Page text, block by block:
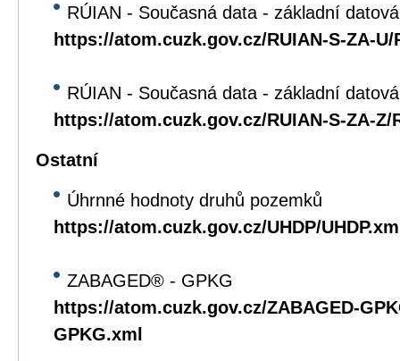
RÚIAN - Současná data - základní
https://atom.cuzk.gov.cz/RUIAN-S-ZA-U/
RÚIAN - Současná data - základní
https://atom.cuzk.gov.cz/RUIAN-S-ZA-Z/
Ostatní
Úhrnné hodnoty druhů pozemků
https://atom.cuzk.gov.cz/UHDP/
ZABAGED® - GPKG
https://atom.cuzk.gov.cz/ZABAGED-
GPKG.xml